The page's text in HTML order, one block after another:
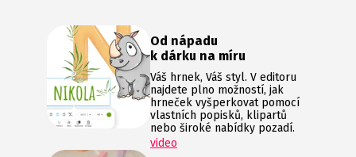
Od nápadu
k dárku na míru
Váš hrnek, Váš styl. V editoru
najdete plno možností, jak
hrneček vyšperkovat pomocí
vlastních popisků, klipartů
nebo široké nabídky pozadí.
video